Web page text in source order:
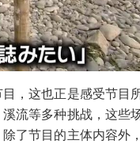
，这也正是感受节目
流等多种挑战，这些
了节目的主体内容外